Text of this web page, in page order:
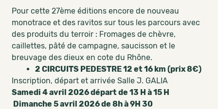
Pour cette 27ème éditions encore de nouveau
monotrace et des ravitos sur tous les parcours avec
des produits du terroir : Fromages de chèvre,
caillettes, pâté de campagne, saucisson et le
breuvage des dieux en cote du Rhône.
2 CIRCUITS PEDESTRE 12 et 16 km (prix 8€)
Inscription, départ et arrivée Salle J. GALIA
Samedi 4 avril 2026 départ de 13 H à 15 H
Dimanche 5 avril 2026 de 8h à 9H 30